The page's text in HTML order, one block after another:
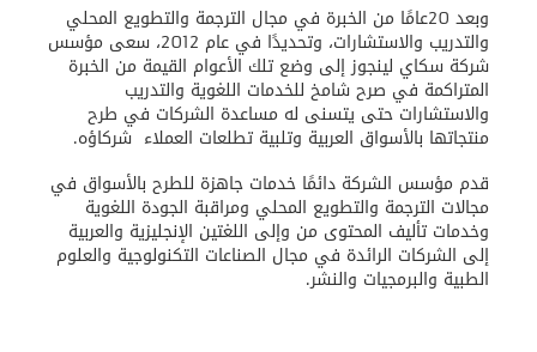
وبعد 20عامًا من الخبرة في مجال الترجمة والتطويع المحلي
والتدريب والاستشارات، وتحديدًا في عام 2012، سعى مؤسس
شركة سكاي لينجوز إلى وضع تلك الأعوام القيمة من الخبرة
المتراكمة في صرح شامخ للخدمات اللغوية والتدريب
والاستشارات حتى يتسنى له مساعدة الشركات في طرح
منتجاتها بالأسواق العربية وتلبية تطلعات العملاء شركاؤه.
قدم مؤسس الشركة دائمًا خدمات جاهزة للطرح بالأسواق في
مجالات الترجمة والتطويع المحلي ومراقبة الجودة اللغوية
وخدمات تأليف المحتوى من وإلى اللغتين الإنجليزية والعربية
إلى الشركات الرائدة في مجال الصناعات التكنولوجية والعلوم
الطبية والبرمجيات والنشر.